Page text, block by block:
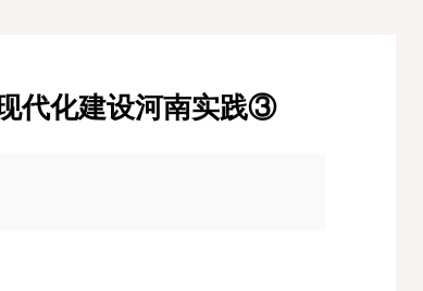
代化建设河南实践③